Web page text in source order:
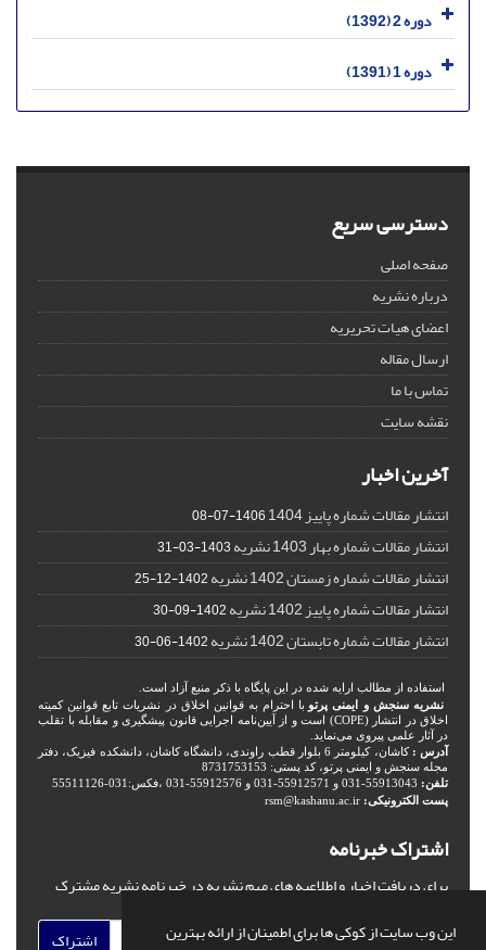
این وب سایت از کوکی ها برای اطمینان از ارائه بهترین
دوره 2 (1392)
دوره 1 (1391)
دسترسی سریع
صفحه اصلی
درباره نشریه
اعضای هیات تحریریه
ارسال مقاله
تماس با ما
نقشه سایت
آخرین اخبار
انتشار مقالات شماره پاییز 1404 1406-07-08
انتشار مقالات شماره بهار 1403 نشریه 1403-03-31
انتشار مقالات شماره زمستان 1402 نشریه 1402-12-25
انتشار مقالات شماره پاییز 1402 نشریه 1402-09-30
انتشار مقالات شماره تابستان 1402 نشریه 1402-06-30
استفاده از مطالب ارایه شده در این پایگاه با ذکر منبع آزاد است.
نشریه سنجش و ایمنی پرتو با احترام به قوانین اخلاق در نشریات تابع قوانین کمیته
اخلاق در انتشار (COPE) است و از آیین‌نامه اجرایی قانون پیشگیری و مقابله با تقلب
در آثار علمی پیروی می‌نماید.
آدرس :
کاشان، کیلومتر 6 بلوار قطب راوندی، دانشگاه کاشان، دانشکده فیزیک، دفتر
مجله سنجش و ایمنی پرتو، کد پستی: 8731753153
تلفن:
پست الکترونیکی: rsm@kashanu.ac.ir
اشتراک خبرنامه
برای دریافت اخبار و اطلاعیه های مهم نشریه در خبرنامه نشریه مشترک
اشتراک